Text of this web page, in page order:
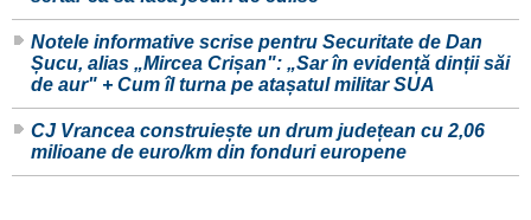
Notele informative scrise pentru Securitate de Dan
Șucu, alias „Mircea Crișan": „Sar în evidență dinții săi
de aur" + Cum îl turna pe atașatul militar SUA
CJ Vrancea construiește un drum județean cu 2,06
milioane de euro/km din fonduri europene